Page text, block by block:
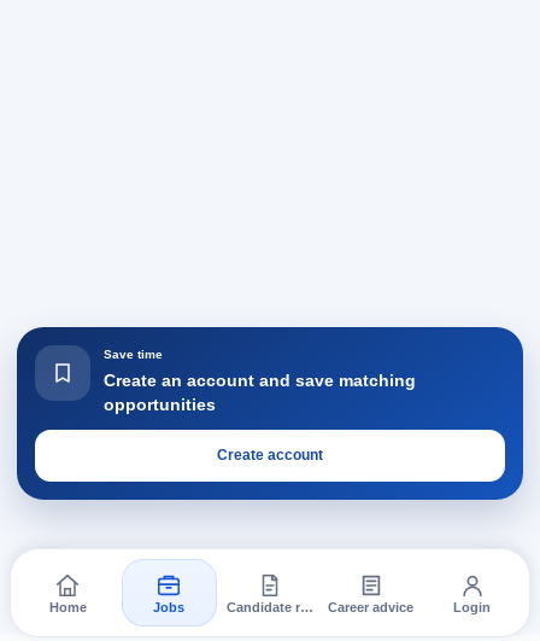
Save time
Create an account and save matching
opportunities
Create account
Home Jobs Candidate requests Career advice Login